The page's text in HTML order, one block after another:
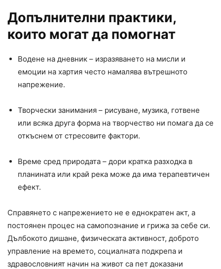
Допълнителни практики,
които могат да помогнат
Водене на дневник – изразяването на мисли и
емоции на хартия често намалява вътрешното
напрежение.
Творчески занимания – рисуване, музика, готвене
или всяка друга форма на творчество ни помага да се
откъснем от стресовите фактори.
Време сред природата – дори кратка разходка в
планината или край река може да има терапевтичен
ефект.
Справянето с напрежението не е еднократен акт, а
постоянен процес на самопознание и грижа за себе си.
Дълбокото дишане, физическата активност, доброто
управление на времето, социалната подкрепа и
здравословният начин на живот са пет доказани